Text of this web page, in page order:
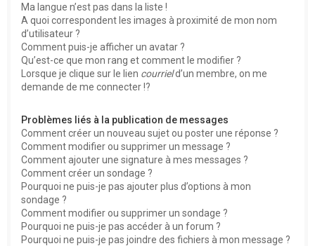
Ma langue n’est pas dans la liste !
A quoi correspondent les images à proximité de mon nom
d’utilisateur ?
Comment puis-je afficher un avatar ?
Qu’est-ce que mon rang et comment le modifier ?
Lorsque je clique sur le lien courrield’un membre, on me
demande de me connecter !?
Problèmes liés à la publication de messages
Comment créer un nouveau sujet ou poster une réponse ?
Comment modifier ou supprimer un message ?
Comment ajouter une signature à mes messages ?
Comment créer un sondage ?
Pourquoi ne puis-je pas ajouter plus d’options à mon
sondage ?
Comment modifier ou supprimer un sondage ?
Pourquoi ne puis-je pas accéder à un forum ?
Pourquoi ne puis-je pas joindre des fichiers à mon message ?